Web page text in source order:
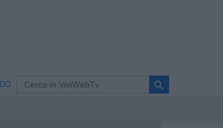
search